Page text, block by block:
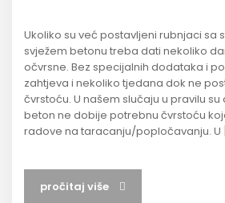
Ukoliko su već postavljeni rubnjaci sa
svježem betonu treba dati nekoliko
očvrsne. Bez specijalnih dodataka i
zahtjeva i nekoliko tjedana dok ne
čvrstoću. U našem slučaju u pravilu
beton ne dobije potrebnu čvrstoću
radove na taracanju/popločavanju. U
pročitaj više